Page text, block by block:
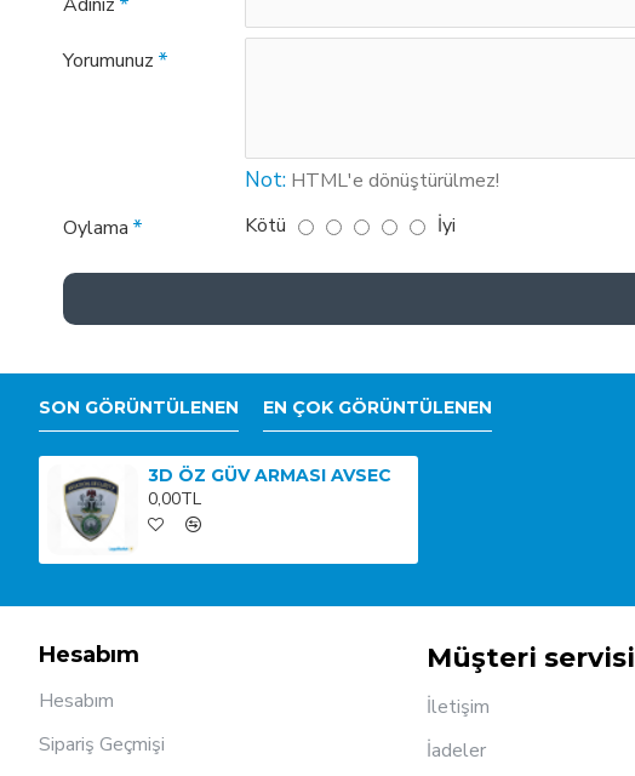
Yorumunuz
Not: HTML'e dönüştürülmez!
Oylama
Kötü İyi
SON GÖRÜNTÜLENEN EN ÇOK GÖRÜNTÜLENEN
3D ÖZ GÜV ARMASI AVSEC
0,00TL
Hesabım
Hesabım
Sipariş Geçmişi
Müşteri servisi
İletişim
İadeler